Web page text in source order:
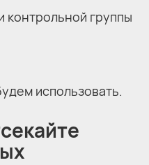
контрольной группы
использовать.